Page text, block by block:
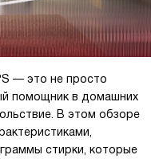
— это не просто
помощник в домашних
В этом обзоре
стирки, которые